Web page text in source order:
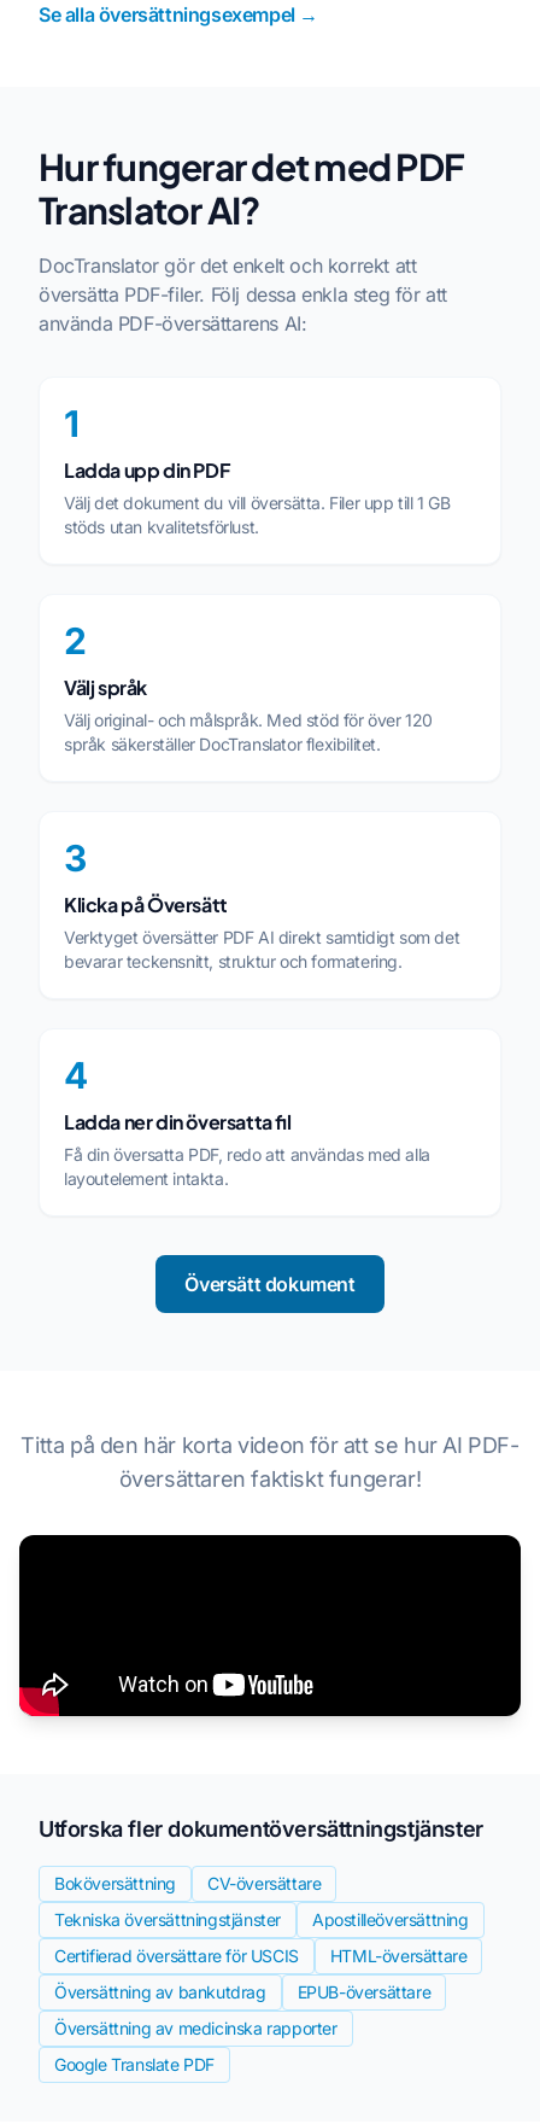
Se alla översättningsexempel →
Hur fungerar det med PDF
Translator AI?
DocTranslator gör det enkelt och korrekt att
översätta PDF-filer. Följ dessa enkla steg för att
använda PDF-översättarens AI:
1
Ladda upp din PDF
Välj det dokument du vill översätta. Filer upp till 1 GB
stöds utan kvalitetsförlust.
2
Välj språk
Välj original- och målspråk. Med stöd för över 120
språk säkerställer DocTranslator flexibilitet.
3
Klicka på Översätt
Verktyget översätter PDF AI direkt samtidigt som det
bevarar teckensnitt, struktur och formatering.
4
Ladda ner din översatta fil
Få din översatta PDF, redo att användas med alla
layoutelement intakta.
Översätt dokument
Titta på den här korta videon för att se hur AI PDF-
översättaren faktiskt fungerar!
Utforska fler dokumentöversättningstjänster
Boköversättning
CV-översättare
Tekniska översättningstjänster
Apostilleöversättning
Certifierad översättare för USCIS
HTML-översättare
Översättning av bankutdrag
EPUB-översättare
Översättning av medicinska rapporter
Google Translate PDF